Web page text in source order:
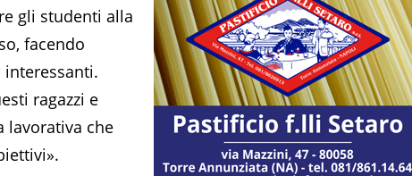
gli studenti alla
facendo
ragazzi e
lavorativa che